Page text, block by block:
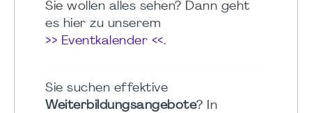
Sie wollen alles sehen? Dann geht
es hier zu unserem
>> Eventkalender <<.
Sie suchen effektive
Weiterbildungsangebote? In